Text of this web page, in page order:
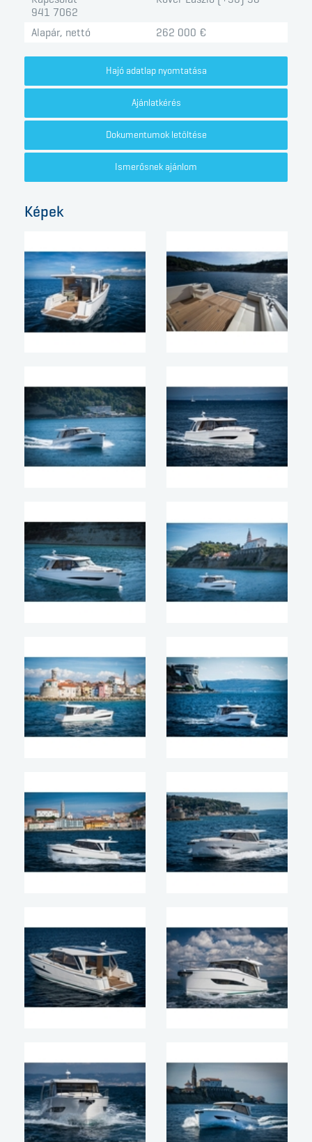
941 7062
Alapár, nettó
262 000 €
Hajó adatlap nyomtatása
Ajánlatkérés
Dokumentumok letöltése
Ismerősnek ajánlom
Képek